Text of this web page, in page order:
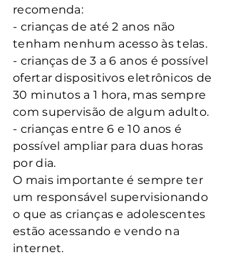
recomenda:
- crianças de até 2 anos não
tenham nenhum acesso às telas.
- crianças de 3 a 6 anos é possível
ofertar dispositivos eletrônicos de
30 minutos a 1 hora, mas sempre
com supervisão de algum adulto.
- crianças entre 6 e 10 anos é
possível ampliar para duas horas
por dia.
O mais importante é sempre ter
um responsável supervisionando
o que as crianças e adolescentes
estão acessando e vendo na
internet.